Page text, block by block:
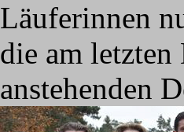
Läuferinnen
die am letzten
anstehenden